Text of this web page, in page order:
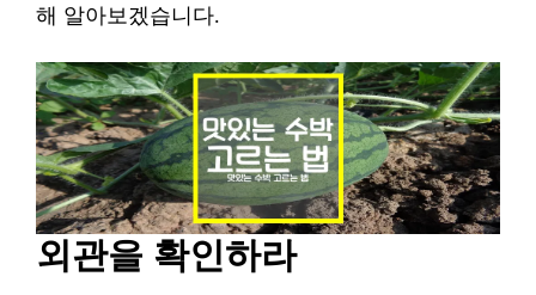
해 알아보겠습니다.
외관을 확인하라